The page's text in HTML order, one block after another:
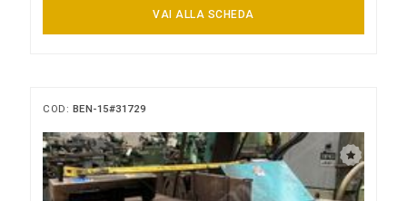
VAI ALLA SCHEDA
COD: BEN-15#31729